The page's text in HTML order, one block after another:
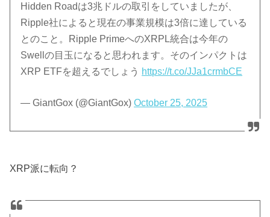
Hidden Roadは3兆ドルの取引をしていましたが、
Ripple社によると現在の事業規模は3倍に達している
とのこと。Ripple PrimeへのXRPL統合は今年の
Swellの目玉になると思われます。そのインパクトは
XRP ETFを超えるでしょう https://t.co/JJa1crmbCE
— GiantGox (@GiantGox)October 25, 2025
XRP派に転向？